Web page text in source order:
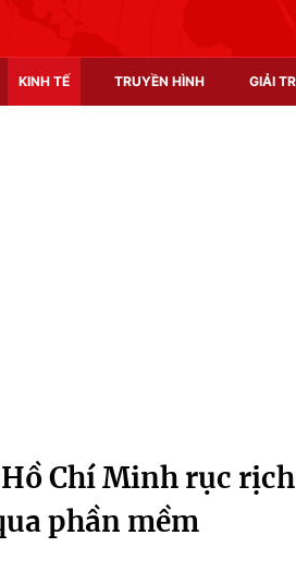
KINH TẾ TRUYỀN HÌNH GIẢI
Chí Minh rục
phần mềm